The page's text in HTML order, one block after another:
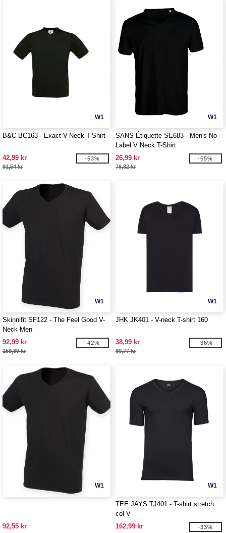
W1
B&C BC163 - Exact V-Neck T-Shirt
42,99 kr
91,54 kr
-53%
W1
SANS Étiquette SE683 - Men's No
Label V Neck T-Shirt
26,99 kr
76,82 kr
-65%
W1
Skinnifit SF122 - The Feel Good V-
Neck Men
92,99 kr
159,89 kr
-42%
W1
JHK JK401 - V-neck T-shirt 160
38,99 kr
60,77 kr
-36%
W1
92,55 kr
W1
TEE JAYS TJ401 - T-shirt stretch
col V
162,99 kr
-33%